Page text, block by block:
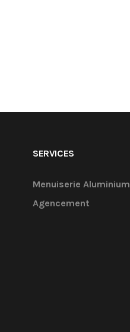
SERVICES
Menuiserie Aluminium
Agencement